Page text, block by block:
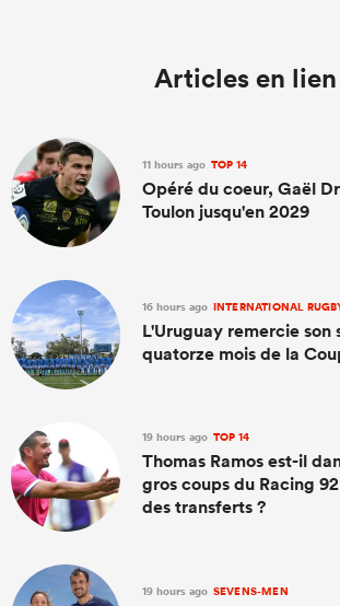
Articles en lien
11 hours ago TOP 14
Opéré du coeur, Gaël
Toulon jusqu'en 2029
16 hours ago INTERNATIONAL
L'Uruguay remercie son
quatorze mois de la
19 hours ago TOP 14
Thomas Ramos est-il
gros coups du Racing
des transferts ?
19 hours ago SEVENS-MEN